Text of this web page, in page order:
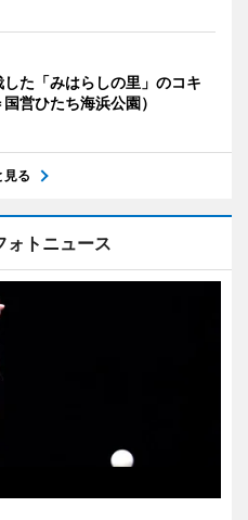
た「みはらしの里」のコキ
営ひたち海浜公園）
見る
ォトニュース